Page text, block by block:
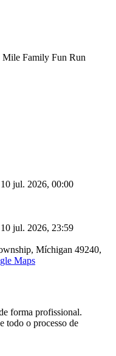
Family Fun Run
10 jul. 2026, 00:00
10 jul. 2026, 23:59
Míchigan 49240,
Maps
forma profissional.
todo o processo de